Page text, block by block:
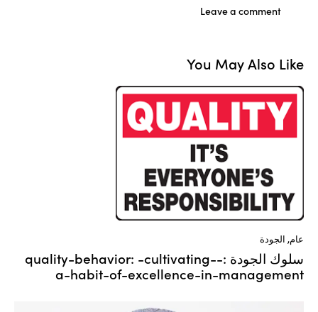
You May Also Like
عام, الجودة
سلوك الجودة :-quality-behavior: -cultivating-
a-habit-of-excellence-in-management